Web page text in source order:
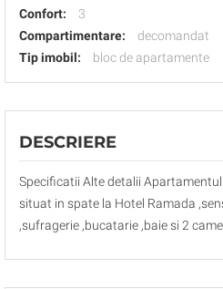
Confort:
3
Compartimentare:
decomandat
Tip imobil:
bloc de apartamente
DESCRIERE
Specificatii Alte detalii
situat in spate la Hotel Ramada
,sufragerie ,bucatarie ,baie si 2